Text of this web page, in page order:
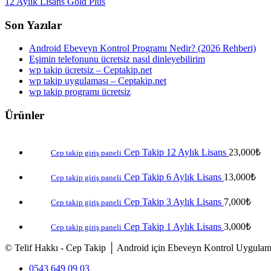
Son Yazılar
Android Ebeveyn Kontrol Programı Nedir? (2026 Rehberi)
Eşimin telefonunu ücretsiz nasıl dinleyebilirim
wp takip ücretsiz – Ceptakip.net
wp takip uygulaması – Ceptakip.net
wp takip programı ücretsiz
Ürünler
Cep takip giriş paneli Cep Takip 12 Aylık Lisans 23,000₺
Cep takip giriş paneli Cep Takip 6 Aylık Lisans 13,000₺
Cep takip giriş paneli Cep Takip 3 Aylık Lisans 7,000₺
Cep takip giriş paneli Cep Takip 1 Aylık Lisans 3,000₺
© Telif Hakkı - Cep Takip │ Android için Ebeveyn Kontrol
0543 649 09 03